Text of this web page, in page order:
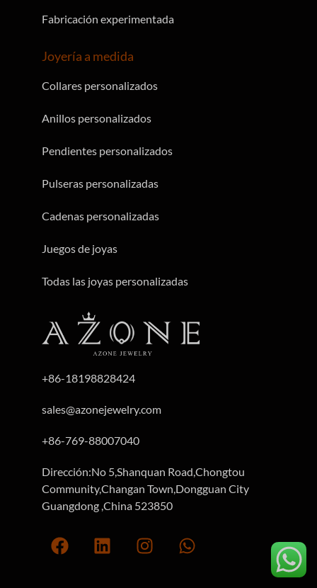
+86-18198828424
sales@azonejewelry.com
+86-769-88007040
Dirección:No 5,Shanquan Road,Chongtou
Community,Changan Town,Dongguan City
Guangdong ,China 523850
Joyería a medida
Collares personalizados
Anillos personalizados
Pendientes personalizados
Pulseras personalizadas
Cadenas personalizadas
Juegos de joyas
Todas las joyas personalizadas
Fabricación experimentada